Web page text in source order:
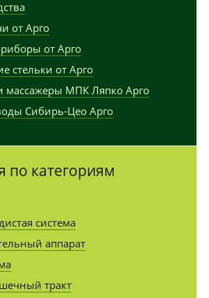
от Арго
от Арго
стельки от Арго
массажеры МПК Ляпко Арго
Сибирь-Цео Арго
по категориям
система
аппарат
тракт